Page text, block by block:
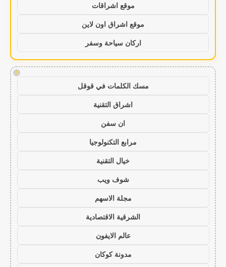
موقع اشراقات
موقع اشراق اون لاين
اركان سياحة وسفر
!
مسك الكلمات في قوقل
اشراق التقنية
ان سفن
مرابع التكنولوجيا
خيال التقنية
شوف ويب
مجلة الاسهم
الشرقية الاقتصادية
عالم الايفون
مدونة كوكان